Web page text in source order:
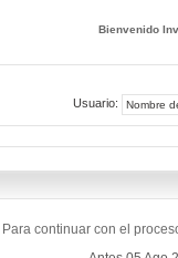
Bienvenido
Usuario:
Para continuar con el